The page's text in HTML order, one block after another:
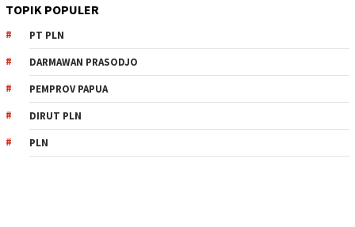
TOPIK POPULER
PT PLN
DARMAWAN PRASODJO
PEMPROV PAPUA
DIRUT PLN
PLN